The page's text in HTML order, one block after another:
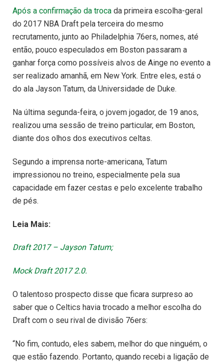
Após a confirmação da troca da primeira escolha-geral
do 2017 NBA Draft pela terceira do mesmo
recrutamento, junto ao Philadelphia 76ers, nomes, até
então, pouco especulados em Boston passaram a
ganhar força como possíveis alvos de Ainge no evento a
ser realizado amanhã, em New York. Entre eles, está o
do ala Jayson Tatum, da Universidade de Duke.
Na última segunda-feira, o jovem jogador, de 19 anos,
realizou uma sessão de treino particular, em Boston,
diante dos olhos dos executivos celtas.
Segundo a imprensa norte-americana, Tatum
impressionou no treino, especialmente pela sua
capacidade em fazer cestas e pelo excelente trabalho
de pés.
Leia Mais:
Draft 2017 – Jayson Tatum;
Mock Draft 2017 2.0.
O talentoso prospecto disse que ficara surpreso ao
saber que o Celtics havia trocado a melhor escolha do
Draft com o seu rival de divisão 76ers:
“No fim, contudo, eles sabem, melhor do que ninguém, o
que estão fazendo. Portanto, quando recebi a ligação de